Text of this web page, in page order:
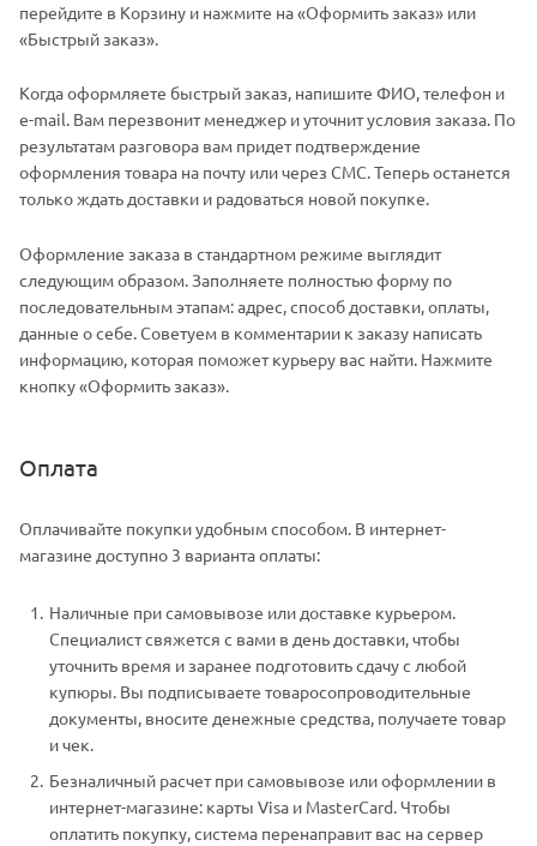
перейдите в Корзину и нажмите на «Оформить заказ» или
«Быстрый заказ».
Когда оформляете быстрый заказ, напишите ФИО, телефон и
e-mail. Вам перезвонит менеджер и уточнит условия заказа. По
результатам разговора вам придет подтверждение
оформления товара на почту или через СМС. Теперь останется
только ждать доставки и радоваться новой покупке.
Оформление заказа в стандартном режиме выглядит
следующим образом. Заполняете полностью форму по
последовательным этапам: адрес, способ доставки, оплаты,
данные о себе. Советуем в комментарии к заказу написать
информацию, которая поможет курьеру вас найти. Нажмите
кнопку «Оформить заказ».
Оплата
Оплачивайте покупки удобным способом. В интернет-
магазине доступно 3 варианта оплаты:
Наличные при самовывозе или доставке курьером.
Специалист свяжется с вами в день доставки, чтобы
уточнить время и заранее подготовить сдачу с любой
купюры. Вы подписываете товаросопроводительные
документы, вносите денежные средства, получаете товар
и чек.
Безналичный расчет при самовывозе или оформлении в
интернет-магазине: карты Visa и MasterCard. Чтобы
оплатить покупку, система перенаправит вас на сервер